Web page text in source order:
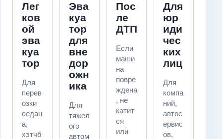
Лег
ков
ой
эва
куа
тор
Для
перев
озки
седан
а,
хэтчб
Эва
куа
тор
для
вне
дор
ожн
ика
Для
тяжел
ого
автом
Пос
ле
ДТП
Если
маши
на
повре
ждена
, не
катит
ся
или
Для
юр
иди
чес
ких
лиц
Для
компа
ний,
автос
ервис
ов,